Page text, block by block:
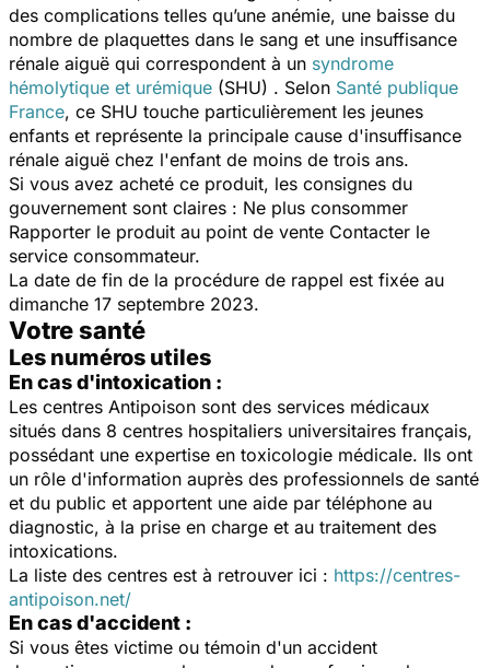
des complications telles qu’une anémie, une baisse du
nombre de plaquettes dans le sang et une insuffisance
rénale aiguë qui correspondent à un syndrome
hémolytique et urémique (SHU) . Selon Santé publique
France, ce SHU touche particulièrement les jeunes
enfants et représente la principale cause d'insuffisance
rénale aiguë chez l'enfant de moins de trois ans.
Si vous avez acheté ce produit, les consignes du
gouvernement sont claires : Ne plus consommer
Rapporter le produit au point de vente Contacter le
service consommateur.
La date de fin de la procédure de rappel est fixée au
dimanche 17 septembre 2023.
Votre santé
Les numéros utiles
En cas d'intoxication :
Les centres Antipoison sont des services médicaux
situés dans 8 centres hospitaliers universitaires français,
possédant une expertise en toxicologie médicale. Ils ont
un rôle d'information auprès des professionnels de santé
et du public et apportent une aide par téléphone au
diagnostic, à la prise en charge et au traitement des
intoxications.
La liste des centres est à retrouver ici : https://centres-
antipoison.net/
En cas d'accident :
Si vous êtes victime ou témoin d'un accident